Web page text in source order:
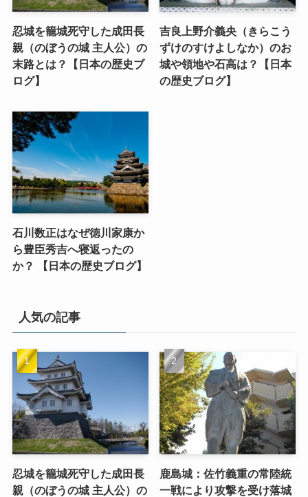
忍城を籠城死守した成田長
親（のぼうの城 主人公）の
末路とは？【日本の歴史ブ
ログ】
吉良上野介義央（きらこう
ずけのすけよしなか）のお
城や領地や石高は？【日本
の歴史ブログ】
石川数正はなぜ徳川家康か
ら豊臣秀吉へ寝返ったの
か？ 【日本の歴史ブログ】
人気の記事
忍城を籠城死守した成田長
親（のぼうの城 主人公）の
鹿島城：佐竹義重の常陸統
一戦により攻撃を受け落城